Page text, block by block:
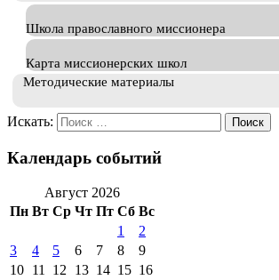
Школа православного миссионера
Карта миссионерских школ
Методические материалы
Искать:
Календарь событий
Август 2026
Пн Вт Ср Чт Пт Сб Вс
1
2
3
4 5 6 7 8
9
10 11 12 13 14 15 16